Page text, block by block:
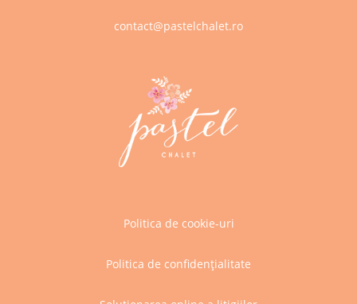
contact@pastelchalet.ro
Politica de cookie-uri
Politica de confidențialitate